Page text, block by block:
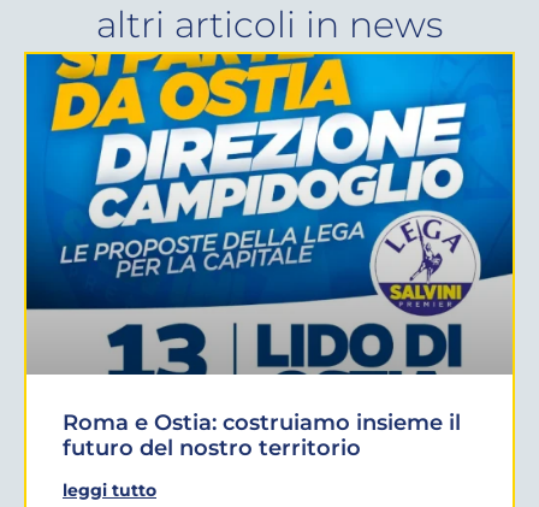
altri articoli in news
Roma e Ostia: costruiamo insieme il
futuro del nostro territorio
leggi tutto